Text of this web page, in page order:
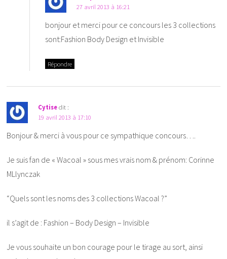
27 avril 2013 à 16:21
bonjour et merci pour ce concours les 3 collections
sont:Fashion Body Design et Invisible
Répondre
Cytise dit :
19 avril 2013 à 17:10
Bonjour & merci à vous pour ce sympathique concours….
Je suis fan de « Wacoal » sous mes vrais nom & prénom: Corinne
MLlynczak
“Quels sont les noms des 3 collections Wacoal ?”
il s’agit de : Fashion – Body Design – Invisible
Je vous souhaite un bon courage pour le tirage au sort, ainsi